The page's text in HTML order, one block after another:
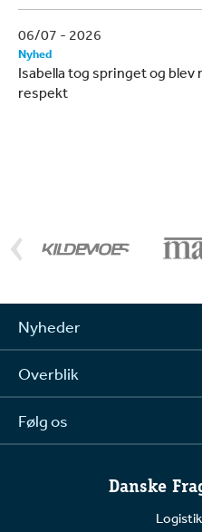
06/07 - 2026
Nyhed
Isabella tog springet og blev
respekt
Nyheder
Overblik
Følg os
Danske